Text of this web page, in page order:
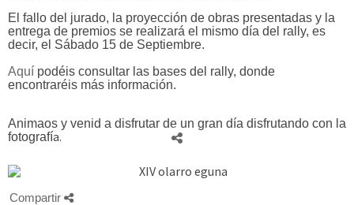
El fallo del jurado, la proyección de obras presentadas y la
entrega de premios se realizará el mismo día del rally, es
decir, el Sábado 15 de Septiembre.
Aquí podéis consultar las bases del rally, donde
encontraréis más información.
Animaos y venid a disfrutar de un gran día disfrutando con la
fotografía.
Compartir